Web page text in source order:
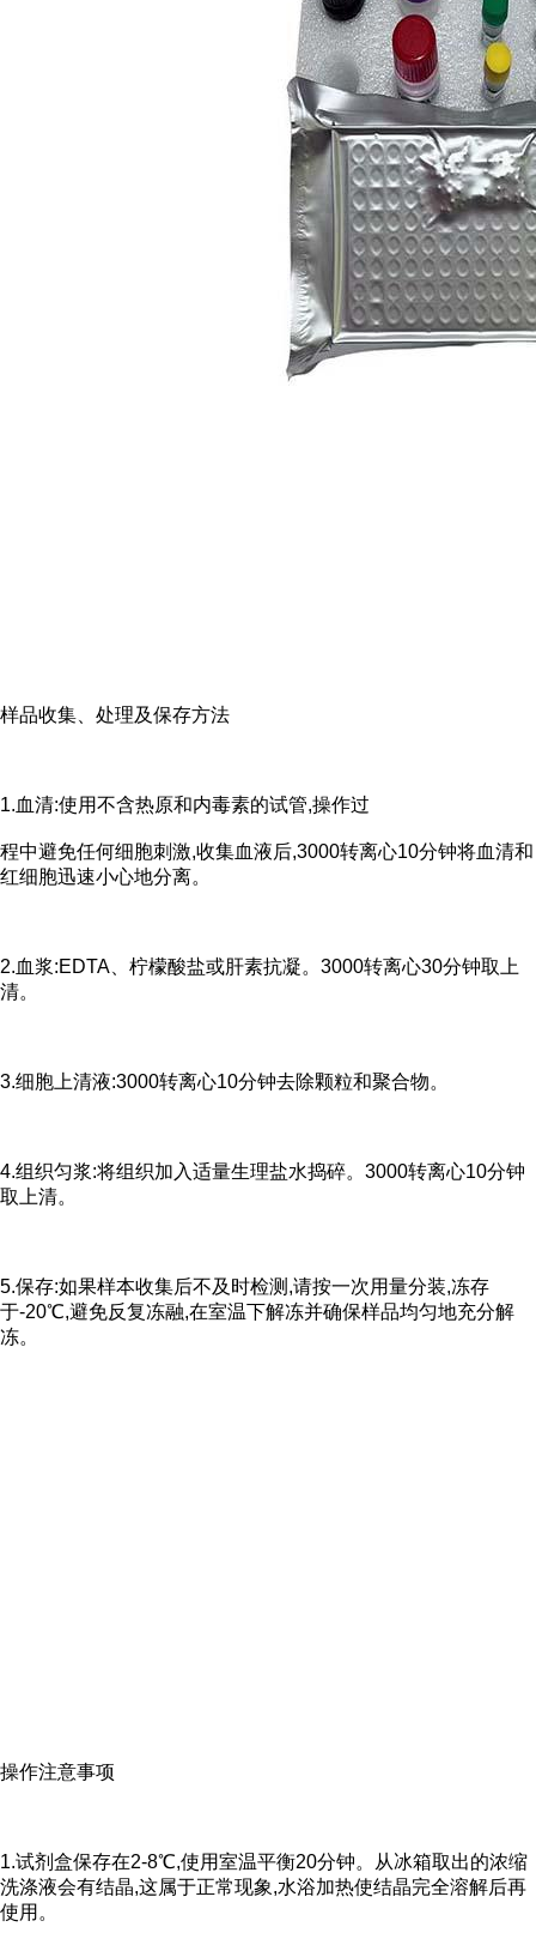
样品收集、处理及保存方法
1.血清:使用不含热原和内毒素的试管,操作过
程中避免任何细胞刺激,收集血液后,3000转离心10分钟将血清和
红细胞迅速小心地分离。
2.血浆:EDTA、柠檬酸盐或肝素抗凝。3000转离心30分钟取上
清。
3.细胞上清液:3000转离心10分钟去除颗粒和聚合物。
4.组织匀浆:将组织加入适量生理盐水捣碎。3000转离心10分钟
取上清。
5.保存:如果样本收集后不及时检测,请按一次用量分装,冻存
于-20℃,避免反复冻融,在室温下解冻并确保样品均匀地充分解
冻。
操作注意事项
1.试剂盒保存在2-8℃,使用室温平衡20分钟。从冰箱取出的浓缩
洗涤液会有结晶,这属于正常现象,水浴加热使结晶完全溶解后再
使用。